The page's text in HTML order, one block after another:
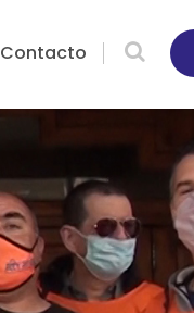
Contacto